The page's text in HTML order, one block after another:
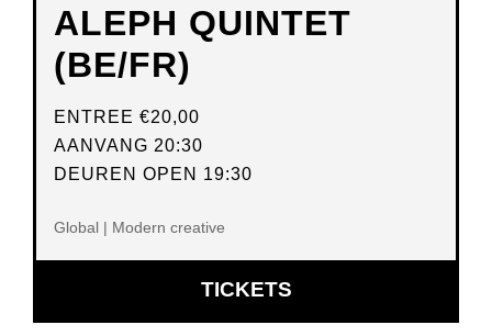
ALEPH QUINTET
(BE/FR)
ENTREE €20,00
AANVANG 20:30
DEUREN OPEN 19:30
Global | Modern creative
TICKETSOPENT
IN